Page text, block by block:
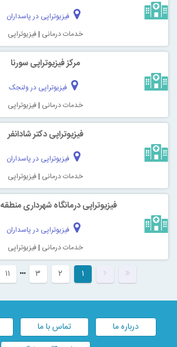
فیزیوتراپی در پاسداران
خدمات درمانی |فیزیوتراپی
مرکز فیزیوتراپی سورنا
فیزیوتراپی در ولنجک
خدمات درمانی |فیزیوتراپی
فیزیوتراپی دکتر شادانفر
فیزیوتراپی در پاسداران
خدمات درمانی |فیزیوتراپی
فیزیوتراپی درمانگاه شهرداری منطقه 3 تهران
فیزیوتراپی در پاسداران
خدمات درمانی |فیزیوتراپی
۱ ۲ ۳ ۱۱
درباره ما تماس با ما